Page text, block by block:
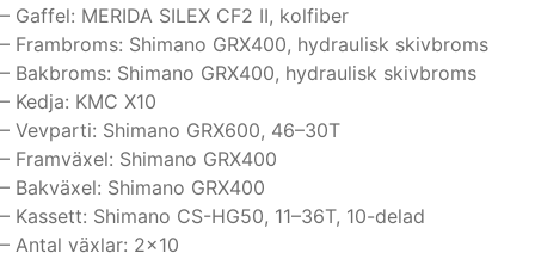
– Gaffel: MERIDA SILEX CF2 II, kolfiber
– Frambroms: Shimano GRX400, hydraulisk skivbroms
– Bakbroms: Shimano GRX400, hydraulisk skivbroms
– Kedja: KMC X10
– Vevparti: Shimano GRX600, 46–30T
– Framväxel: Shimano GRX400
– Bakväxel: Shimano GRX400
– Kassett: Shimano CS-HG50, 11–36T, 10-delad
– Antal växlar: 2×10